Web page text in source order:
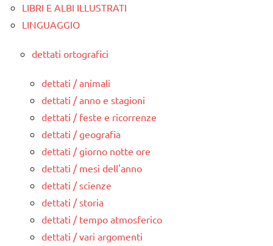
LIBRI E ALBI ILLUSTRATI
LINGUAGGIO
dettati ortografici
dettati / animali
dettati / anno e stagioni
dettati / feste e ricorrenze
dettati / geografia
dettati / giorno notte ore
dettati / mesi dell'anno
dettati / scienze
dettati / storia
dettati / tempo atmosferico
dettati / vari argomenti